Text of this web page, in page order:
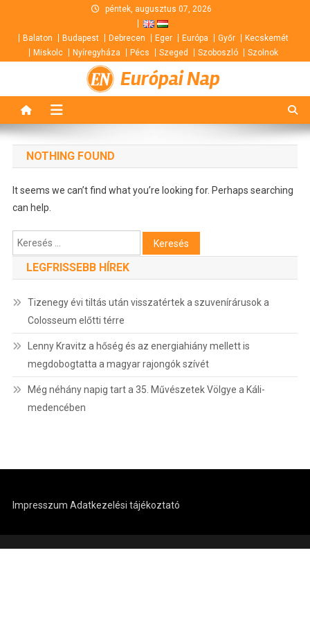
content
péntek, augusztus 07, 2026
Balaton Budapest Debrecen Eger Európa Győr
Kecskemét
Miskolc
Nyíregyháza Pécs Szeged Szoboszló Szolnok
Európai Nap
NOTHING FOUND
It seems we can’t find what you’re looking for. Perhaps searching
can help.
Keresés:
LEGFRISSEBB HÍREK
Tizenegy évi tiltás után visszatértek a szuvenírárusok a
Colosseum előtti térre
Lenny Kravitz a hőség és az energiahiány mellett is
megdobogtatta a magyar rajongók szívét
Még néhány napig tart a 35. Művészetek Völgye a Káli-
medencében
Impresszum Adatkezelési tájékoztató